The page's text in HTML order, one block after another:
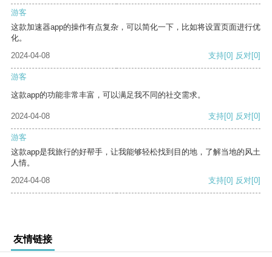
游客
这款加速器app的操作有点复杂，可以简化一下，比如将设置页面进行优
化。
2024-04-08
支持[0] 反对[0]
游客
这款app的功能非常丰富，可以满足我不同的社交需求。
2024-04-08 支持[0] 反对[0]
游客
这款app是我旅行的好帮手，让我能够轻松找到目的地，了解当地的风土
人情。
2024-04-08
支持[0] 反对[0]
友情链接